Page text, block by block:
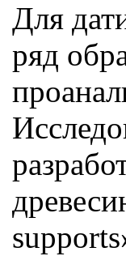
Для
ряд